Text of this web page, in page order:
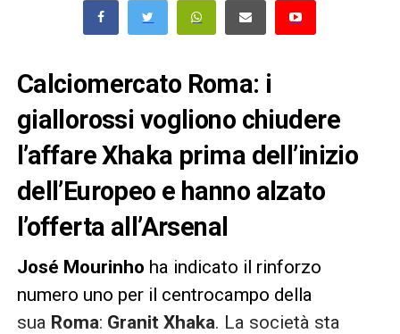
Calciomercato Roma: i
giallorossi vogliono chiudere
l’affare Xhaka prima dell’inizio
dell’Europeo e hanno alzato
l’offerta all’Arsenal
José Mourinho ha indicato il rinforzo
numero uno per il centrocampo della
sua Roma: Granit Xhaka. La società sta